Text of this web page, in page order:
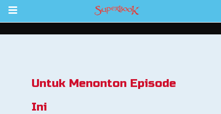
Return to Content
Untuk Menonton Episode
Ini